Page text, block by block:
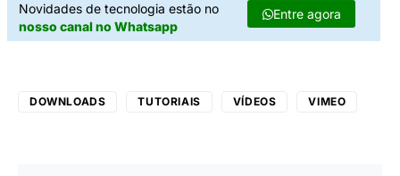
Novidades de tecnologia estão no
nosso canal no Whatsapp
Entre agora
DOWNLOADS TUTORIAIS VÍDEOS VIMEO